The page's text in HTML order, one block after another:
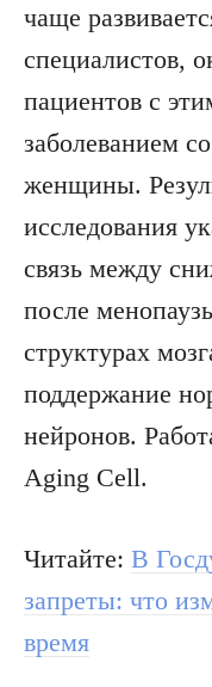
чаще
специалистов,
пациентов с
заболеванием
женщины.
исследования
связь между
после
структурах
поддержание
нейронов.
Aging Cell.
Читайте: В
запреты: что
время